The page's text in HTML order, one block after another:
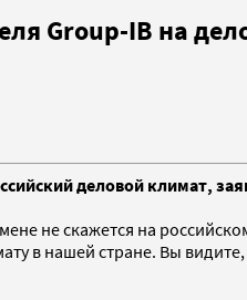
Group-IB на
деловой климат,
не скажется на
в нашей стране. Вы